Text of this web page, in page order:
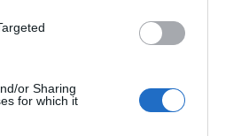
or Sharing
for which it
Διάταξη Θήρας για την κυνηγετική
περίοδο 2026-27
Συνελήφθησαν δύο άτομα για
κλοπή μετασχηματιστή του